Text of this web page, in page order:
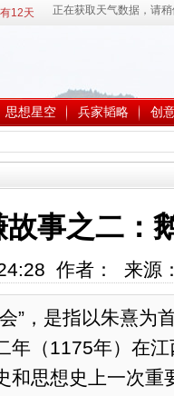
12天
思想星空 兵家韬略 创
故事之二：
作者： 来源
”，是指以朱熹为
年（1175年）在
和思想史上一次重